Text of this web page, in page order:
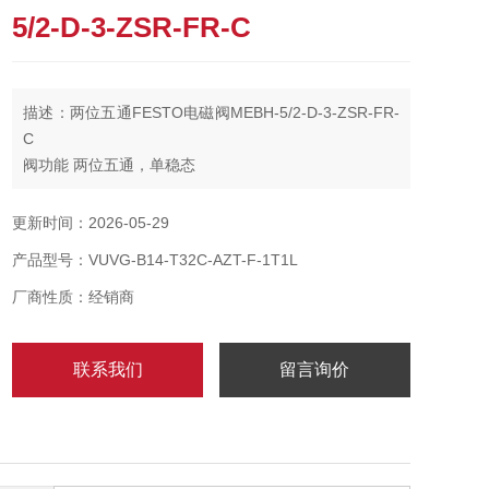
5/2-D-3-ZSR-FR-C
描述：两位五通FESTO电磁阀MEBH-5/2-D-3-ZSR-FR-
C
阀功能 两位五通，单稳态
宽度 65 mm
工作气口 底座规格 3，符合 ISO 5599-1 标准
更新时间：2026-05-29
产品型号：VUVG-B14-T32C-AZT-F-1T1L
厂商性质：经销商
联系我们 留言询价